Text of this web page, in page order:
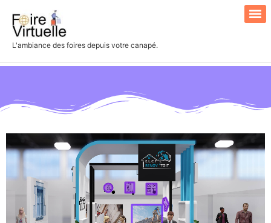
L'ambiance des foires depuis votre canapé.